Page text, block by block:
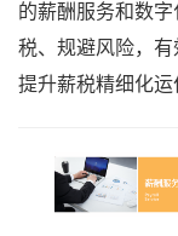
的薪酬服务和数
税、规避风险，有
提升薪税精细化运